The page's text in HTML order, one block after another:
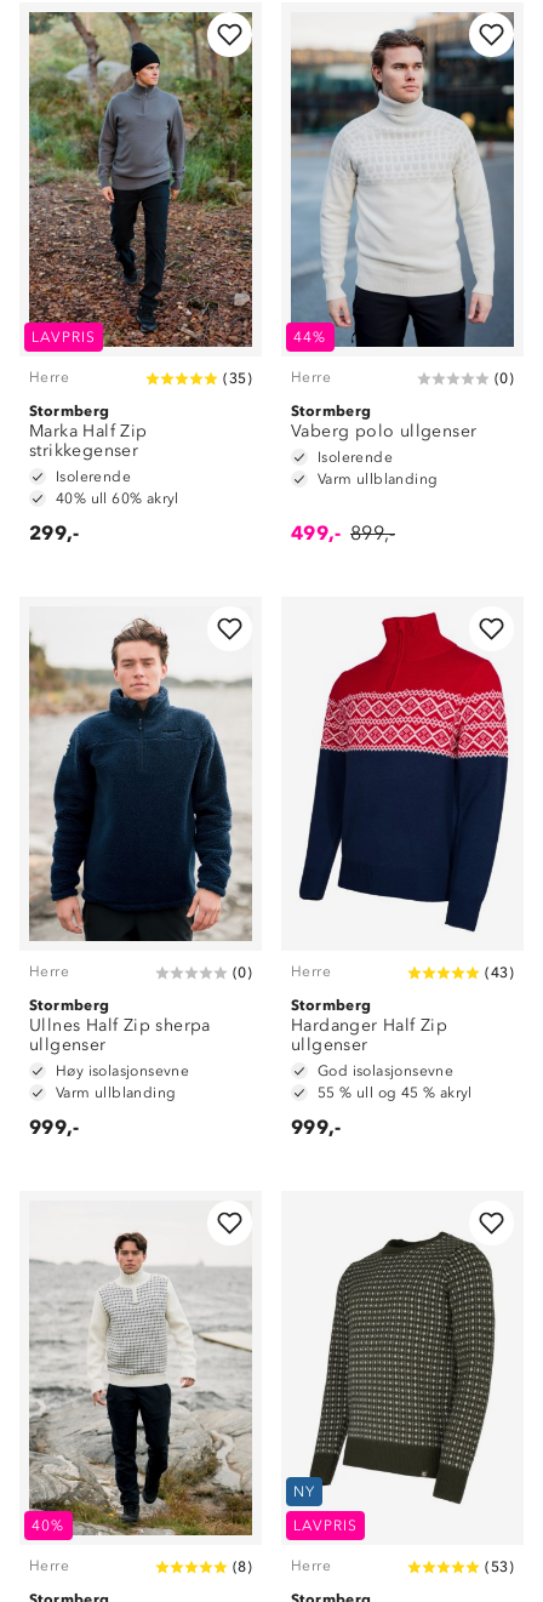
LAVPRIS
Herre (35)
Stormberg
Marka Half Zip
strikkegenser
Isolerende
40% ull 60% akryl
299,-
44%
Herre (0)
Stormberg
Vaberg polo ullgenser
Isolerende
Varm ullblanding
499,- 899,-
Herre (0)
Stormberg
Ullnes Half Zip sherpa
ullgenser
Høy isolasjonsevne
Varm ullblanding
999,-
Herre (43)
Stormberg
Hardanger Half Zip
ullgenser
God isolasjonsevne
55 % ull og 45 % akryl
999,-
40%
Herre (8)
NY
LAVPRIS
Herre (53)